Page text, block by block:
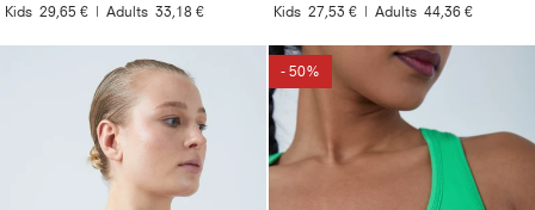
Kids 29,65 € | Adults 33,18 € Kids 27,53 € | Adults 44,36 €
- 50%